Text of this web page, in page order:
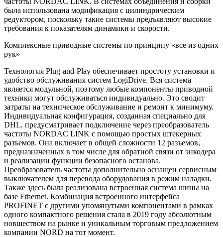
была использована модификация с цилиндрическим
редуктором, поскольку такие системы предъявляют высокие
требования к показателям динамики и скорости.
Комплексные приводные системы по принципу «все из одних
рук»
Технология Plug-and-Play обеспечивает простоту установки и
удобство обслуживания систем LogiDrive. Вся система
является модульной, поэтому любые компоненты приводной
техники могут обслуживаться индивидуально. Это сводит
затраты на техническое обслуживание и ремонт к минимуму.
Индивидуальная конфигурация, созданная специально для
DHL, предусматривает подключение через преобразователь
частоты NORDAC LINK с помощью простых штекерных
разъемов. Она включает в общей сложности 12 разъемов,
предназначенных в том числе для обратной связи от энкодера
и реализации функции безопасного останова.
Преобразователь частоты дополнительно оснащен сервисным
выключателем для перевода оборудования в режим наладки.
Также здесь была реализована встроенная система шины на
базе Ethernet. Комбинация встроенного интерфейса
PROFINET с другими упомянутыми компонентами в рамках
одного компактного решения стала в 2019 году абсолютным
новшеством на рынке и уникальным торговым предложением
компании NORD на тот момент.